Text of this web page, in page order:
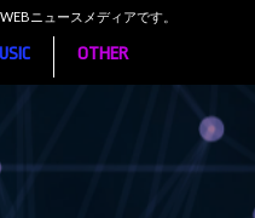
ニュースメディアです。
OTHER